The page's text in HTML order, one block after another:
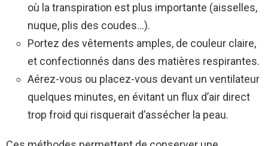
où la transpiration est plus importante (aisselles,
nuque, plis des coudes…).
Portez des vêtements amples, de couleur claire,
et confectionnés dans des matières respirantes.
Aérez-vous ou placez-vous devant un ventilateur
quelques minutes, en évitant un flux d’air direct
trop froid qui risquerait d’assécher la peau.